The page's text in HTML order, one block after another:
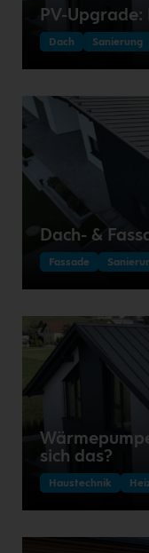
PV-
Dach Sanierung
Dach- &
Fassade
sich das?
Haustechnik